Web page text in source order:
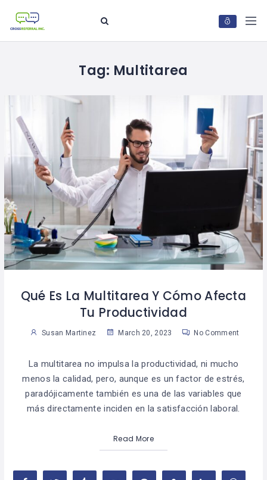
Tag: Multitarea
Qué Es La Multitarea Y Cómo Afecta
Tu Productividad
Susan Martinez March 20, 2023 No Comment
La multitarea no impulsa la productividad, ni mucho
menos la calidad, pero, aunque es un factor de estrés,
paradójicamente también es una de las variables que
más directamente inciden en la satisfacción laboral.
Read More